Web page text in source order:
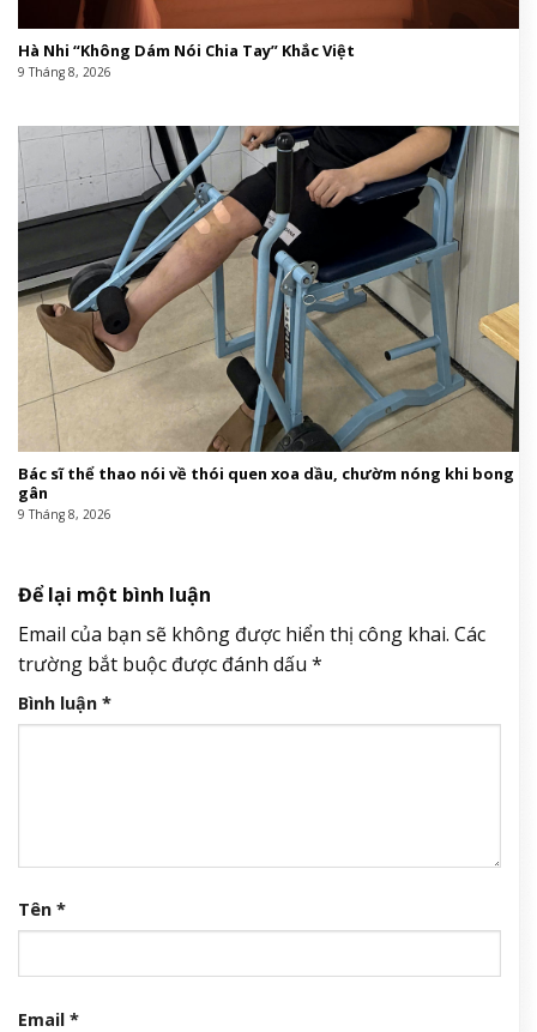
Hà Nhi “Không Dám Nói Chia Tay” Khắc Việt
9 Tháng 8, 2026
Bác sĩ thể thao nói về thói quen xoa dầu, chườm nóng khi bong
gân
9 Tháng 8, 2026
Để lại một bình luận
Email của bạn sẽ không được hiển thị công khai. Các
trường bắt buộc được đánh dấu *
Bình luận *
Tên *
Email *